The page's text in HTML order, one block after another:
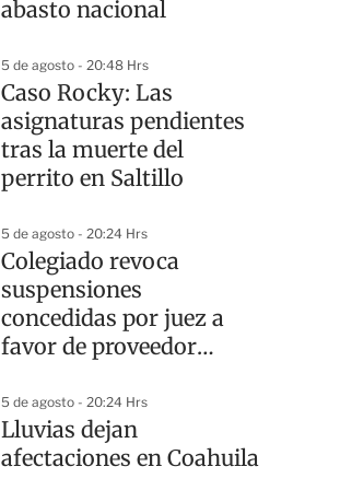
abasto nacional
5 de agosto - 20:48 Hrs
Caso Rocky: Las
asignaturas pendientes
tras la muerte del
perrito en Saltillo
5 de agosto - 20:24 Hrs
Colegiado revoca
suspensiones
concedidas por juez a
favor de proveedor
5 de agosto - 20:24 Hrs
Lluvias dejan
afectaciones en Coahuila